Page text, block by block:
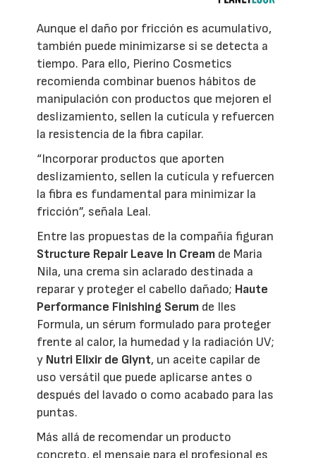
Aunque el daño por fricción es acumulativo,
también puede minimizarse si se detecta a
tiempo. Para ello, Pierino Cosmetics
recomienda combinar buenos hábitos de
manipulación con productos que mejoren el
deslizamiento, sellen la cutícula y refuercen
la resistencia de la fibra capilar.
“Incorporar productos que aporten
deslizamiento, sellen la cutícula y refuercen
la fibra es fundamental para minimizar la
fricción”, señala Leal.
Entre las propuestas de la compañía figuran
Structure Repair Leave In Cream de Maria
Nila, una crema sin aclarado destinada a
reparar y proteger el cabello dañado; Haute
Performance Finishing Serum de Iles
Formula, un sérum formulado para proteger
frente al calor, la humedad y la radiación UV;
y Nutri Elixir de Glynt, un aceite capilar de
uso versátil que puede aplicarse antes o
después del lavado o como acabado para las
puntas.
Más allá de recomendar un producto
concreto, el mensaje para el profesional es